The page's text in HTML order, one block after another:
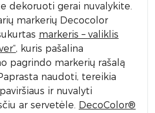
dekoruoti gerai nuvalykite.
markerių Decocolor
markeris – valiklis
, kuris pašalina
pagrindo markerių rašalą
naudoti, tereikia
ir nuvalyti
ar servetėle. DecoColor®